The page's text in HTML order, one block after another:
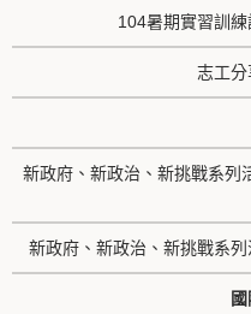
104暑期實習訓練
志工
新政府、新政治、新挑戰系列
新政府、新政治、新挑戰系